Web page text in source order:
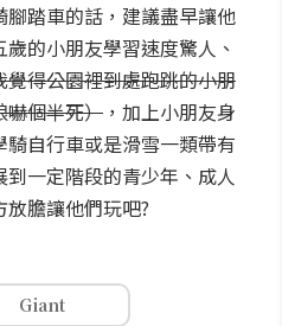
踏車的話，建議盡早讓他
的小朋友學習速度驚人、
覺得公園裡到處跑跳的小朋
嚇個半死） ，加上小朋友身
自行車或是滑雪一類帶有
一定階段的青少年、成人
膽讓他們玩吧?
Giant